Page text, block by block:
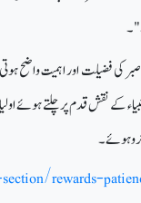
کی فضیلت اور اہمیت واضح
نقش قدم پر چلتے ہوئے اولیاء
ہوئے۔
rewards-